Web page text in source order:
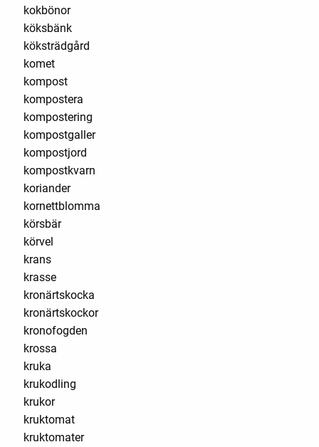
kokbönor
köksbänk
köksträdgård
komet
kompost
kompostera
kompostering
kompostgaller
kompostjord
kompostkvarn
koriander
kornettblomma
körsbär
körvel
krans
krasse
kronärtskocka
kronärtskockor
kronofogden
krossa
kruka
krukodling
krukor
kruktomat
kruktomater